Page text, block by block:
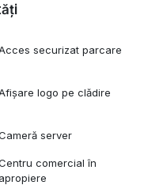
securizat parcare
logo pe clădire
server
comercial în
apropiere